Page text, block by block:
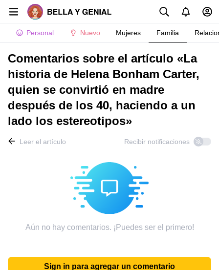
Personal Nuevo Mujeres Familia
Comentarios sobre el artículo «La
historia de Helena Bonham Carter,
quien se convirtió en madre
después de los 40, haciendo a un
lado los estereotipos»
Leer el artículo Recibir notificaciones
Aún no hay comentarios. ¡Puedes ser el primero!
Sign in para agregar un comentario